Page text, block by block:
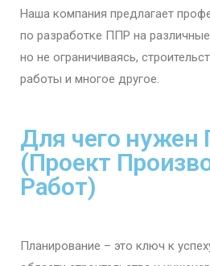
Наша компания предлагает
по разработке ППР на
но не ограничиваясь,
работы и многое другое.
Для чего нужен
(Проект
Работ)
Планирование – это ключ к